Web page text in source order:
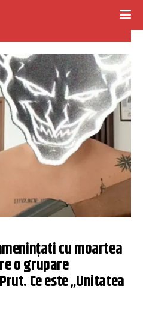
cu moartea
o grupare
Ce este „Unitatea